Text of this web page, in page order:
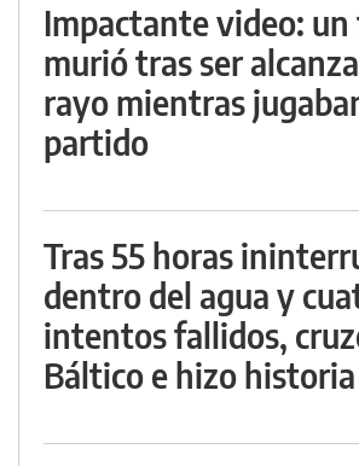
Impactante video:
murió tras ser
rayo mientras
partido
Tras 55 horas
dentro del agua y
intentos fallidos,
Báltico e hizo historia